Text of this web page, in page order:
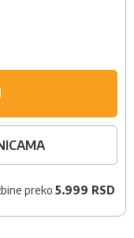
preko 5.999 RSD